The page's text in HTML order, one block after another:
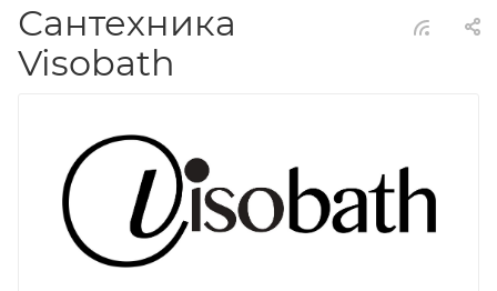
Сантехника
Visobath